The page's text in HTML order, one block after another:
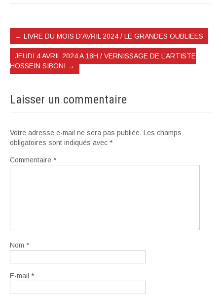
← LIVRE DU MOIS D’AVRIL 2024 / LE GRANDES OUBLIEES
JEUDI 4 AVRIL 2024 A 18H / VERNISSAGE DE L’ARTISTE
HOSSEIN SIBONI →
Laisser un commentaire
Votre adresse e-mail ne sera pas publiée. Les champs
obligatoires sont indiqués avec *
Commentaire *
Nom *
E-mail *